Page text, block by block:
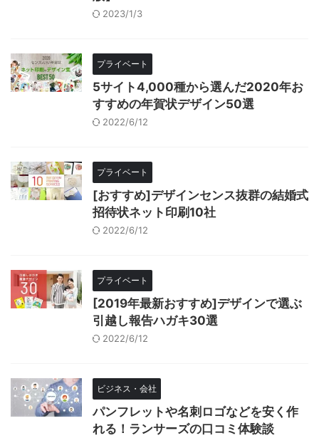
2023/1/3
プライベート
5サイト4,000種から選んだ2020年お
すすめの年賀状デザイン50選
2022/6/12
プライベート
[おすすめ]デザインセンス抜群の結婚式
招待状ネット印刷10社
2022/6/12
プライベート
[2019年最新おすすめ]デザインで選ぶ
引越し報告ハガキ30選
2022/6/12
ビジネス・会社
パンフレットや名刺ロゴなどを安く作
れる！ランサーズの口コミ体験談